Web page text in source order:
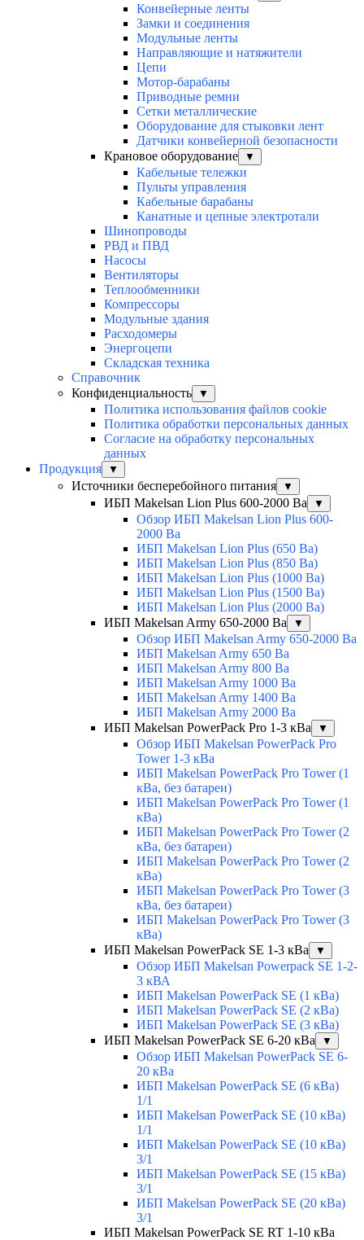
Конвейерные ленты
Замки и соединения
Модульные ленты
Направляющие и натяжители
Цепи
Мотор-барабаны
Приводные ремни
Сетки металлические
Оборудование для стыковки лент
Датчики конвейерной безопасности
Крановое оборудование
▼
Кабельные тележки
Пульты управления
Кабельные барабаны
Канатные и цепные электротали
Шинопроводы
РВД и ПВД
Насосы
Вентиляторы
Теплообменники
Компрессоры
Модульные здания
Расходомеры
Энергоцепи
Складская техника
Справочник
Конфиденциальность
▼
Политика использования файлов cookie
Политика обработки персональных данных
Согласие на обработку персональных
данных
Продукция
▼
Источники бесперебойного питания ▼
ИБП Makelsan Lion Plus 600-2000 Ва ▼
Обзор ИБП Makelsan Lion Plus 600-
2000 Вa
ИБП Makelsan Lion Plus (650 Ва)
ИБП Makelsan Lion Plus (850 Ва)
ИБП Makelsan Lion Plus (1000 Ва)
ИБП Makelsan Lion Plus (1500 Ва)
ИБП Makelsan Lion Plus (2000 Ва)
ИБП Makelsan Army 650-2000 Ва
▼
Обзор ИБП Makelsan Army 650-2000 Ва
ИБП Makelsan Army 650 Ва
ИБП Makelsan Army 800 Ва
ИБП Makelsan Army 1000 Ва
ИБП Makelsan Army 1400 Ва
ИБП Makelsan Army 2000 Ва
ИБП Makelsan PowerPack Pro 1-3 кВа
▼
Обзор ИБП Makelsan PowerPack Pro
Tower 1-3 кВа
ИБП Makelsan PowerPack Pro Tower (1
кВа, без батареи)
ИБП Makelsan PowerPack Pro Tower (1
кВа)
ИБП Makelsan PowerPack Pro Tower (2
кВа, без батареи)
ИБП Makelsan PowerPack Pro Tower (2
кВа)
ИБП Makelsan PowerPack Pro Tower (3
кВа, без батареи)
ИБП Makelsan PowerPack Pro Tower (3
кВа)
ИБП Makelsan PowerPack SE 1-3 кВа
▼
Обзор ИБП Makelsan Powerpack SE 1-2-
3 кВА
ИБП Makelsan PowerPack SE (1 кВа)
ИБП Makelsan PowerPack SE (2 кВа)
ИБП Makelsan PowerPack SE (3 кВа)
ИБП Makelsan PowerPack SE 6-20 кВа
▼
Обзор ИБП Makelsan PowerPack SE 6-
20 кВа
ИБП Makelsan PowerPack SE (6 кВа)
1/1
ИБП Makelsan PowerPack SE (10 кВа)
1/1
ИБП Makelsan PowerPack SE (10 кВа)
3/1
ИБП Makelsan PowerPack SE (15 кВа)
3/1
ИБП Makelsan PowerPack SE (20 кВа)
3/1
ИБП Makelsan PowerPack SE RT 1-10 кВа